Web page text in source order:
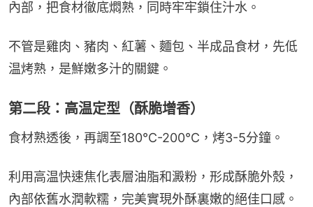
內部，把食材徹底燜熟，同時牢牢鎖住汁水。
不管是雞肉、豬肉、紅薯、麵包、半成品食材，先低
温烤熟，是鮮嫩多汁的關鍵。
第二段：高温定型（酥脆增香）
食材熟透後，再調至180℃-200℃，烤3-5分鐘。
利用高温快速焦化表層油脂和澱粉，形成酥脆外殼，
內部依舊水潤軟糯，完美實現外酥裏嫩的絕佳口感。